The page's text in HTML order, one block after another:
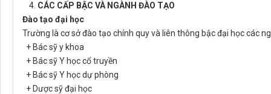
4. CÁC CẤP BẬC VÀ NGÀNH ĐÀO TẠO
Đào tạo đại học
Trường là cơ sở đào tạo chính quy và liên thông bậc đại học các
+ Bác sỹ y khoa
+ Bác sỹ Y học cổ truyền
+ Bác sỹ Y học dự phòng
+ Dược sỹ đại học